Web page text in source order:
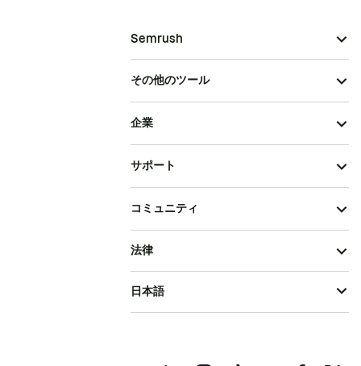
Semrush
その他のツール
企業
サポート
コミュニティ
法律
日本語